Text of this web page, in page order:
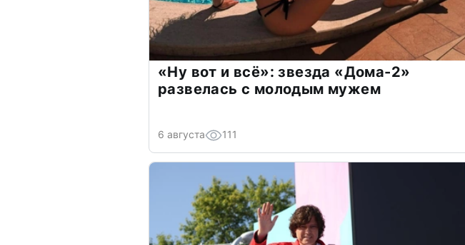
«Ну вот и всё»: звезда «Дома-2»
развелась с молодым мужем
6 августа 111